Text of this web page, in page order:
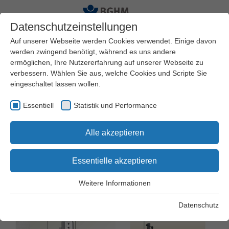
Startseite
Arbeitssicherheit und Gesundheitsschutz
Praxishilfen
Arbeitsschutz Kompakt
Arbeiten an der
Zapfenschneid- und -
Schlitzmaschine
Datenschutzeinstellungen
Auf unserer Webseite werden Cookies verwendet. Einige davon
werden zwingend benötigt, während es uns andere
ermöglichen, Ihre Nutzererfahrung auf unserer Webseite zu
verbessern. Wählen Sie aus, welche Cookies und Scripte Sie
eingeschaltet lassen wollen.
Essentiell Statistik und Performance
Alle akzeptieren
Essentielle akzeptieren
Essentielle Cookies werden für grundlegende Funktionen der
Webseite einwandfrei funktioniert.
Weitere Informationen
Datenschutz